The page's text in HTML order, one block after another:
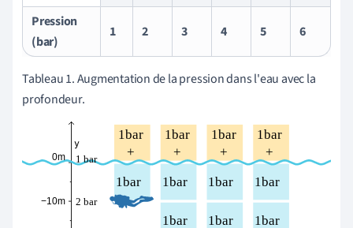
Pression
(bar)
1 2 3 4 5 6
Tableau 1. Augmentation de la pression dans l'eau avec la
profondeur.